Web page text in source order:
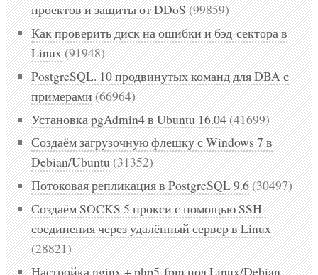
проектов и защиты от DDoS(99859)
Как проверить диск на ошибки и бэд-сектора в
Linux(91948)
PostgreSQL. 10 продвинутых команд для DBA с
примерами(66964)
Установка pgAdmin4 в Ubuntu 16.04(41699)
Создаём загрузочную флешку с Windows 7 в
Debian/Ubuntu(31352)
Потоковая репликация в PostgreSQL 9.6(30497)
Создаём SOCKS 5 прокси с помощью SSH-
соединения через удалённый сервер в Linux
(28821)
Настройка nginx + php5-fpm под Linux/Debian